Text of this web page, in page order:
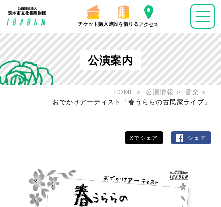
チケット購入 施設を借りるアクセス
公演案内
HOME 公演情報
音楽
おでかけアーティスト「春うららの古民家ライブ」
Xでシェア シェア